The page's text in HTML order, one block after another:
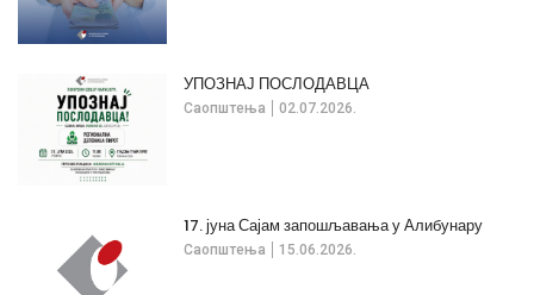
Саопштења 02.07.2026.
УПОЗНАЈ ПОСЛОДАВЦА
Саопштења 15.06.2026.
17. јуна Сајам запошљавања у Алибунару